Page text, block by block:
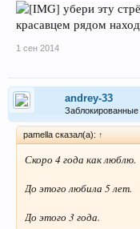
убери эту
красавцем рядом
1 сен 2014
andrey-33
Заблокированные
pamella сказал(а): ↑
Скоро 4 года как люблю.
До этого любила 5 лет.
До этого 3 года.